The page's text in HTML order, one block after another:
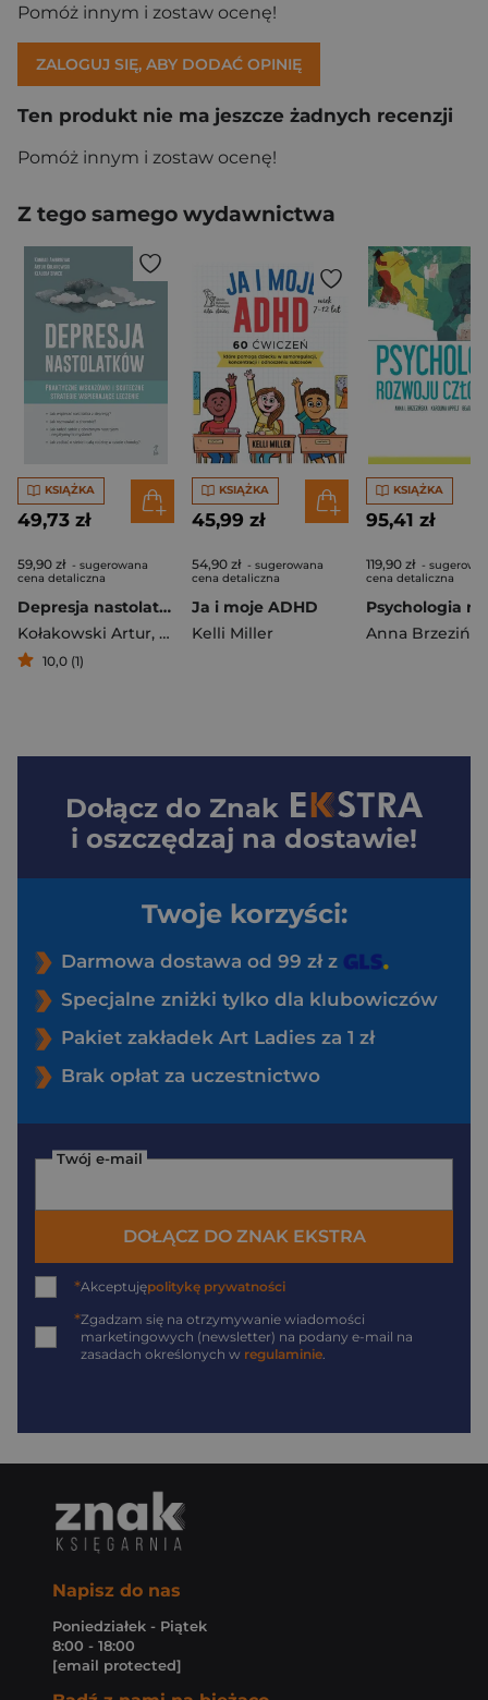
Pomóż innym i zostaw ocenę!
ZALOGUJ SIĘ, ABY DODAĆ OPINIĘ
Ten produkt nie ma jeszcze żadnych recenzji
Pomóż innym i zostaw ocenę!
Z tego samego wydawnictwa
KSIĄŻKA
49,73 zł
59,90 zł - sugerowana
cena detaliczna
Depresja nastolatków. Praktyczne wskazówki i skuteczne strategie wspierające leczenie. Poradnik dla rodziców i młodzieży
Kołakowski Artur, Ambroziak Konrad Siwek Klaudia
10,0 (1)
KSIĄŻKA
45,99 zł
54,90 zł - sugerowana
cena detaliczna
Ja i moje ADHD
Kelli Miller
KSIĄŻKA
95,41 zł
119,90 zł -
cena detaliczna
Anna
Dołącz do Znak
i oszczędzaj na dostawie!
Twoje korzyści:
Darmowa dostawa od 99 zł z
Specjalne zniżki tylko dla klubowiczów
Pakiet zakładek Art Ladies za 1 zł
Brak opłat za uczestnictwo
Twój e-mail
DOŁĄCZ DO ZNAK EKSTRA
*Akceptujępolitykę prywatności
*Zgadzam się na otrzymywanie wiadomości
marketingowych (newsletter) na podany e-mail na
zasadach określonych w regulaminie
Napisz do nas
Poniedziałek - Piątek
8:00 - 18:00
[email protected]